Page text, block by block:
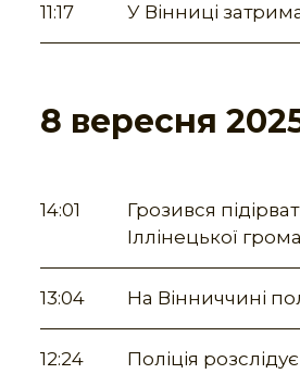
11:17 У Вінниці
8 вересня
14:01
Грозився
Іллінецької
13:04 На Вінниччині
12:24 Поліція